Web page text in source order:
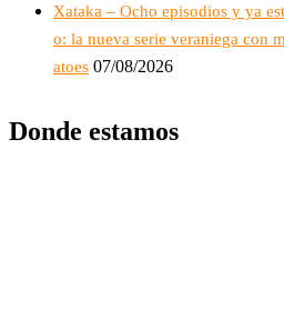
Xataka – Ocho episodios y ya
o: la nueva serie veraniega con
atoes 07/08/2026
Donde estamos